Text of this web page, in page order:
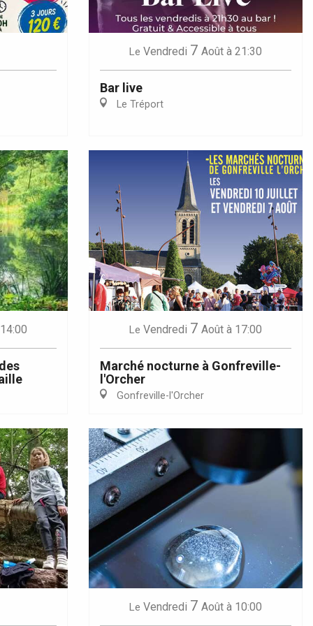
Le Vendredi 7 Août à 21:30
Bar live
Le Tréport
Le Vendredi 7 Août à 17:00
Marché nocturne à Gonfreville-
l'Orcher
Gonfreville-l'Orcher
Le Vendredi 7 Août à 10:00